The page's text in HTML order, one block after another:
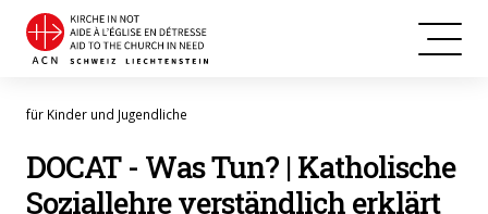
für Kinder und Jugendliche
DOCAT - Was Tun? | Katholische
Soziallehre verständlich erklärt